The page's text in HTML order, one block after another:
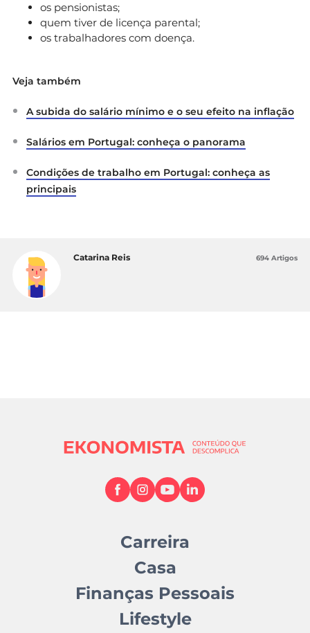
os pensionistas;
quem tiver de licença parental;
os trabalhadores com doença.
Veja também
A subida do salário mínimo e o seu efeito na inflação
Salários em Portugal: conheça o panorama
Condições de trabalho em Portugal: conheça as
principais
Catarina Reis 694 Artigos
Carreira
Casa
Finanças Pessoais
Lifestyle